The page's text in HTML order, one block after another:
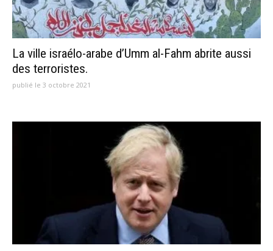
La ville israélo-arabe d’Umm al-Fahm abrite aussi
des terroristes.
publié le 3 octobre 2021